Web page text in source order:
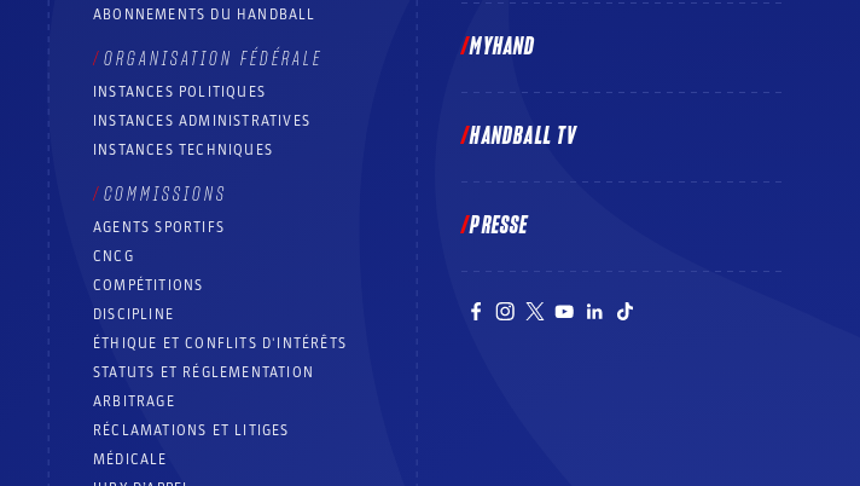
ABONNEMENTS DU HANDBALL
ORGANISATION FÉDÉRALE
INSTANCES POLITIQUES
INSTANCES ADMINISTRATIVES
INSTANCES TECHNIQUES
COMMISSIONS
AGENTS SPORTIFS
CNCG
COMPÉTITIONS
DISCIPLINE
ÉTHIQUE ET CONFLITS D'INTÉRÊTS
STATUTS ET RÉGLEMENTATION
ARBITRAGE
RÉCLAMATIONS ET LITIGES
MÉDICALE
MYHAND
HANDBALL TV
PRESSE